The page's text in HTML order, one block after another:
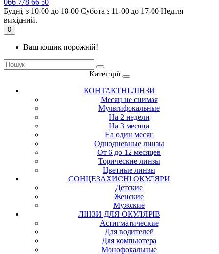
066 778 66 50
Будні, з 10-00 до 18-00 Субота з 11-00 до 17-00 Неділя
вихідний.
0
Ваш кошик порожній!
Категорії
КОНТАКТНІ ЛІНЗИ
Месяц не снимая
Мультифокальные
На 2 недели
На 3 месяца
На один месяц
Однодневные линзы
От 6 до 12 месяцев
Торические линзы
Цветные линзы
СОНЦЕЗАХИСНІ ОКУЛЯРИ
Детские
Женские
Мужские
ЛІНЗИ ДЛЯ ОКУЛЯРІВ
Астигматические
Для водителей
Для компьютера
Монофокальные